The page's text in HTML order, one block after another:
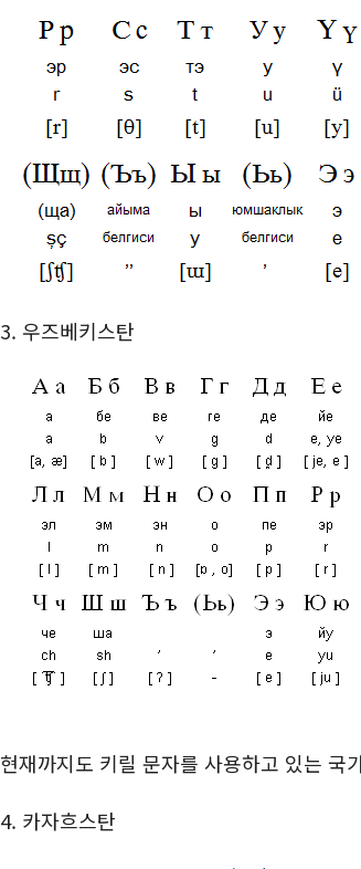
3. 우즈베키스탄
현재까지도 키릴 문자를 사용하고 있는 국
4. 카자흐스탄